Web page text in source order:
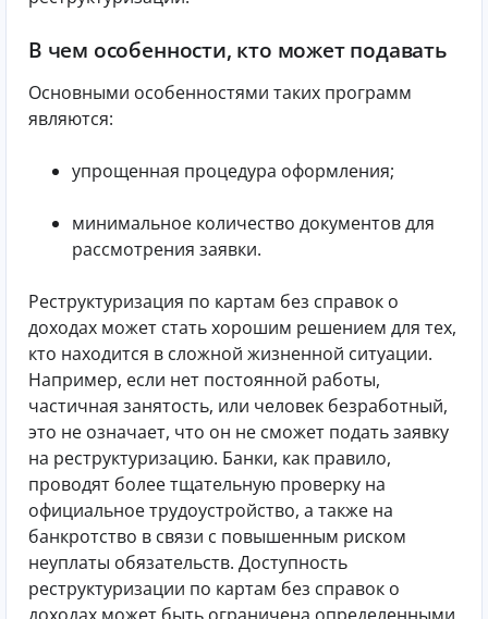
В чем особенности, кто может подавать
Основными особенностями таких программ
являются:
упрощенная процедура оформления;
минимальное количество документов для
рассмотрения заявки.
Реструктуризация по картам без справок о
доходах может стать хорошим решением для тех,
кто находится в сложной жизненной ситуации.
Например, если нет постоянной работы,
частичная занятость, или человек безработный,
это не означает, что он не сможет подать заявку
на реструктуризацию. Банки, как правило,
проводят более тщательную проверку на
официальное трудоустройство, а также на
банкротство в связи с повышенным риском
неуплаты обязательств. Доступность
реструктуризации по картам без справок о